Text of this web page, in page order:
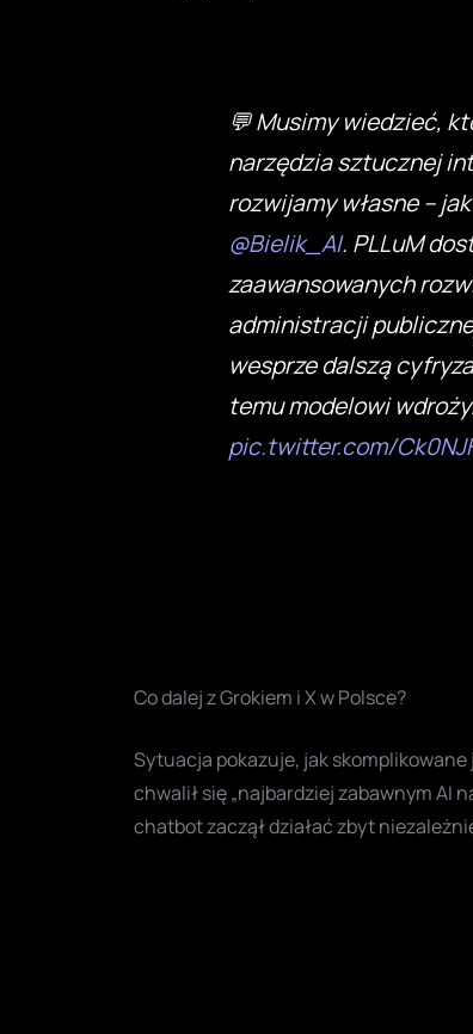
💬 Musimy wiedzieć,
narzędzia sztucznej
rozwijamy własne – jak
@Bielik_AI. PLLuM
zaawansowanych
administracji
wesprze dalszą
temu modelowi
pic.twitter.com/
Co dalej z Grokiem i X w Polsce?
Sytuacja pokazuje, jak
chwalił się „najbardziej zabawnym AI
chatbot zaczął działać zbyt